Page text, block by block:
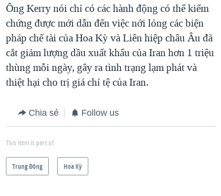
Ông Kerry nói chỉ có các hành động có thể kiểm
chứng được mới dẫn đến việc nới lỏng các biện
pháp chế tài của Hoa Kỳ và Liên hiệp châu Âu đã
cắt giảm lượng dầu xuất khẩu của Iran hơn 1 triệu
thùng mỗi ngày, gây ra tình trạng lạm phát và
thiệt hại cho trị giá chỉ tệ của Iran.
Chia sẻ Follow us
This item is part of
Trung Ðông Hoa Kỳ